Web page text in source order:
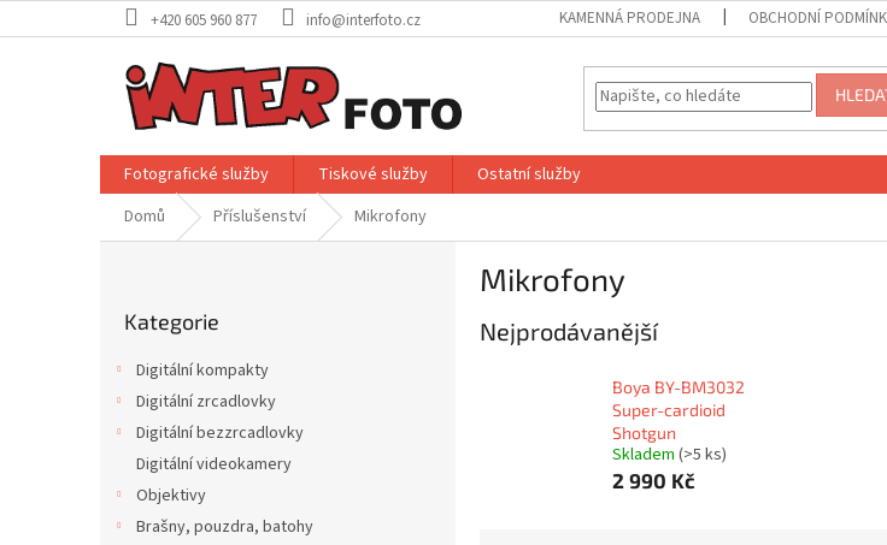
na
+420 605 960 877 info@interfoto.cz KAMENNÁ PRODEJNA OBCHODNÍ
Fotografické služby Tiskové služby
Ostatní služby
Domů
Příslušenství Mikrofony
kategorie
Kategorie
Digitální kompakty
Digitální zrcadlovky
Digitální bezzrcadlovky
Digitální videokamery
Objektivy
Brašny, pouzdra, batohy
Mikrofony
Nejprodávanější
Boya BY-BM3032
Super-cardioid
Shotgun
Skladem (>5 ks)
2 990 Kč